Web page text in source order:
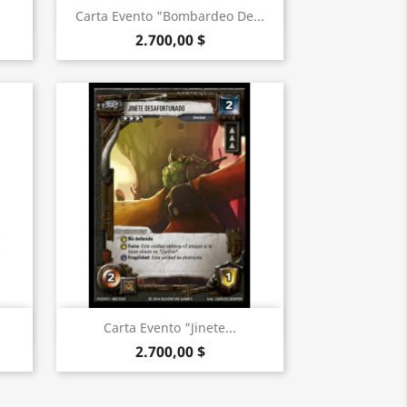
Carta Evento "Bombardeo De...
2.700,00 $
Vista rápida
Carta Evento "Jinete...
2.700,00 $
 Vista rápida